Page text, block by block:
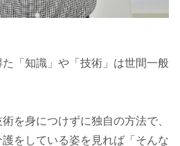
「知識」や「技術」は世間一般
を身につけずに独自の方法で、
をしている姿を見れば「そんな